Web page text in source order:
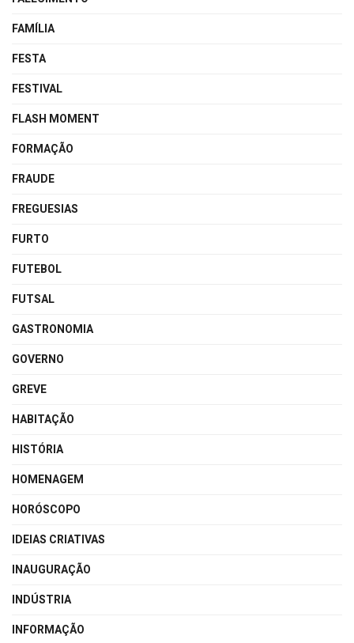
FAMÍLIA
FESTA
FESTIVAL
FLASH MOMENT
FORMAÇÃO
FRAUDE
FREGUESIAS
FURTO
FUTEBOL
FUTSAL
GASTRONOMIA
GOVERNO
GREVE
HABITAÇÃO
HISTÓRIA
HOMENAGEM
HORÓSCOPO
IDEIAS CRIATIVAS
INAUGURAÇÃO
INDÚSTRIA
INFORMAÇÃO